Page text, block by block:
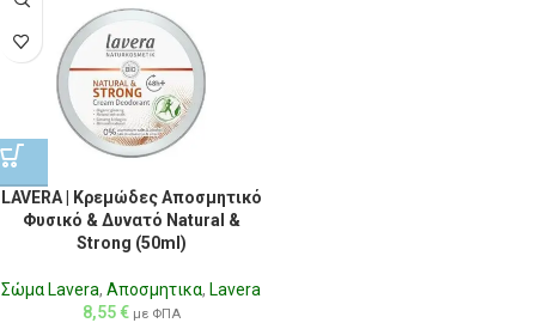
LAVERA | Κρεμώδες Αποσμητικό
Φυσικό & Δυνατό Natural &
Strong (50ml)
Σώμα Lavera, Αποσμητικα, Lavera
8,55€ με ΦΠΑ